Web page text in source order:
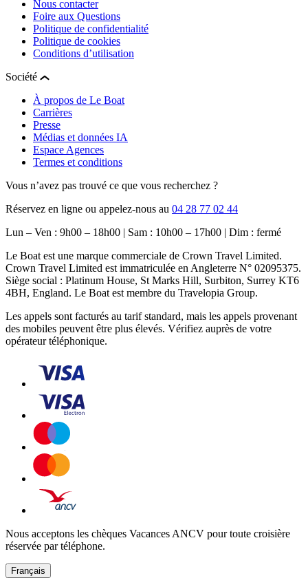
Nous contacter
Foire aux Questions
Politique de confidentialité
Politique de cookies
Conditions d’utilisation
Société
À propos de Le Boat
Carrières
Presse
Médias et données IA
Espace Agences
Termes et conditions
Vous n’avez pas trouvé ce que vous recherchez ?
Réservez en ligne ou appelez-nous au 04 28 77 02 44
Lun – Ven : 9h00 – 18h00 | Sam : 10h00 – 17h00 | Dim : fermé
Le Boat est une marque commerciale de Crown Travel Limited.
Crown Travel Limited est immatriculée en Angleterre N° 02095375.
Siège social : Platinum House, St Marks Hill, Surbiton, Surrey KT6
4BH, England. Le Boat est membre du Travelopia Group.
Les appels sont facturés au tarif standard, mais les appels provenant
des mobiles peuvent être plus élevés. Vérifiez auprès de votre
opérateur téléphonique.
Nous acceptons les chèques Vacances ANCV pour toute croisière
réservée par téléphone.
Français